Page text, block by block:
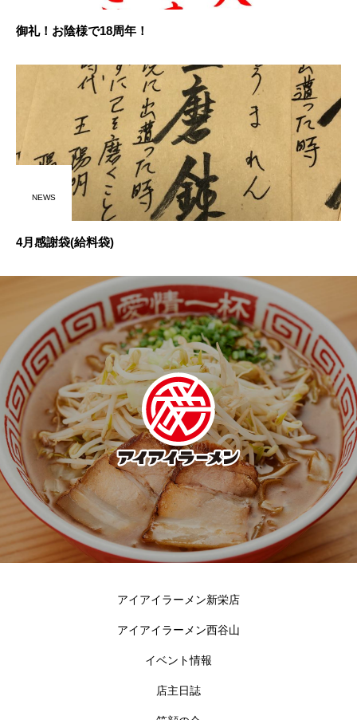
御礼！お陰様で18周年！
NEWS
4月感謝袋(給料袋)
アイアイラーメン新栄店
アイアイラーメン西谷山
イベント情報
店主日誌